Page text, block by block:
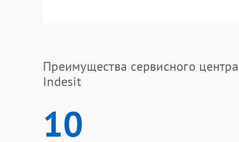
Преимущества сервисного центра
Indesit
10